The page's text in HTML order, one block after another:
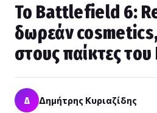
Το Battlefield 6:
δωρεάν
στους παίκτες
Δ Δημήτρης Κυριαζίδης